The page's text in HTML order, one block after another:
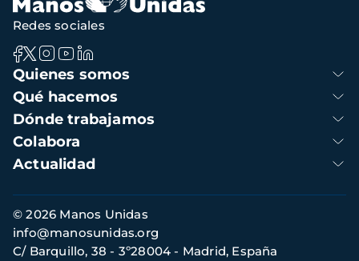
Navegación
principal
Quienes somos
Qué hacemos
Dónde trabajamos
Colabora
Actualidad
Redes sociales
Información
de
contacto
© 2026 Manos Unidas
C/ Barquillo, 38 - 3º28004 - Madrid, España
info@manosunidas.org